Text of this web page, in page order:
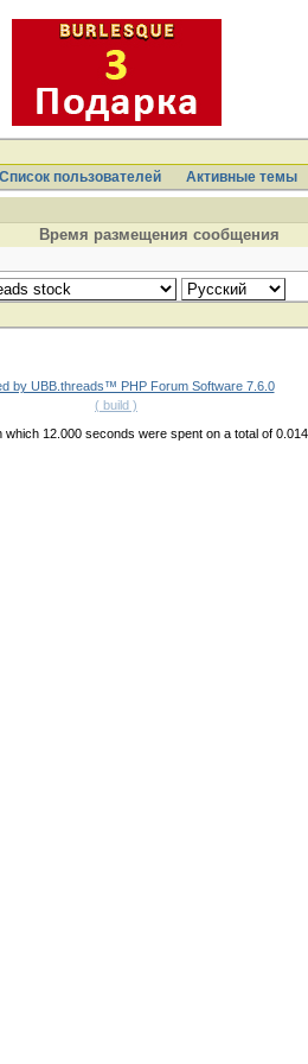
Список пользователей Активные темы
Время размещения сообщения
by UBB.threads™ PHP Forum Software 7.6.0
( build )
12.000 seconds were spent on a total of